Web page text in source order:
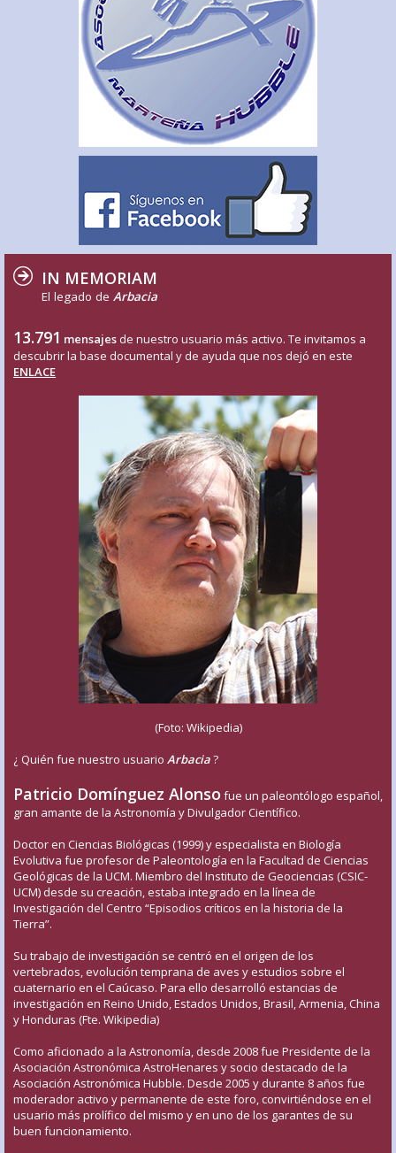
IN MEMORIAM
El legado de Arbacia
13.791 mensajes de nuestro usuario más activo. Te invitamos a
descubrir la base documental y de ayuda que nos dejó en este
ENLACE
(Foto: Wikipedia)
¿ Quién fue nuestro usuario Arbacia?
Patricio Domínguez Alonso fue un paleontólogo español,
gran amante de la Astronomía y Divulgador Científico.
Doctor en Ciencias Biológicas (1999) y especialista en Biología
Evolutiva fue profesor de Paleontología en la Facultad de Ciencias
Geológicas de la UCM. Miembro del Instituto de Geociencias (CSIC-
UCM) desde su creación, estaba integrado en la línea de
Investigación del Centro “Episodios críticos en la historia de la
Tierra”.
Su trabajo de investigación se centró en el origen de los
vertebrados, evolución temprana de aves y estudios sobre el
cuaternario en el Caúcaso. Para ello desarrolló estancias de
investigación en Reino Unido, Estados Unidos, Brasil, Armenia, China
y Honduras (Fte. Wikipedia)
Como aficionado a la Astronomía, desde 2008 fue Presidente de la
Asociación Astronómica AstroHenares y socio destacado de la
Asociación Astronómica Hubble. Desde 2005 y durante 8 años fue
moderador activo y permanente de este foro, convirtiéndose en el
usuario más prolífico del mismo y en uno de los garantes de su
buen funcionamiento.